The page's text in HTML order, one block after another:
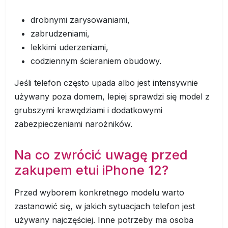
drobnymi zarysowaniami,
zabrudzeniami,
lekkimi uderzeniami,
codziennym ścieraniem obudowy.
Jeśli telefon często upada albo jest intensywnie
używany poza domem, lepiej sprawdzi się model z
grubszymi krawędziami i dodatkowymi
zabezpieczeniami narożników.
Na co zwrócić uwagę przed
zakupem etui iPhone 12?
Przed wyborem konkretnego modelu warto
zastanowić się, w jakich sytuacjach telefon jest
używany najczęściej. Inne potrzeby ma osoba